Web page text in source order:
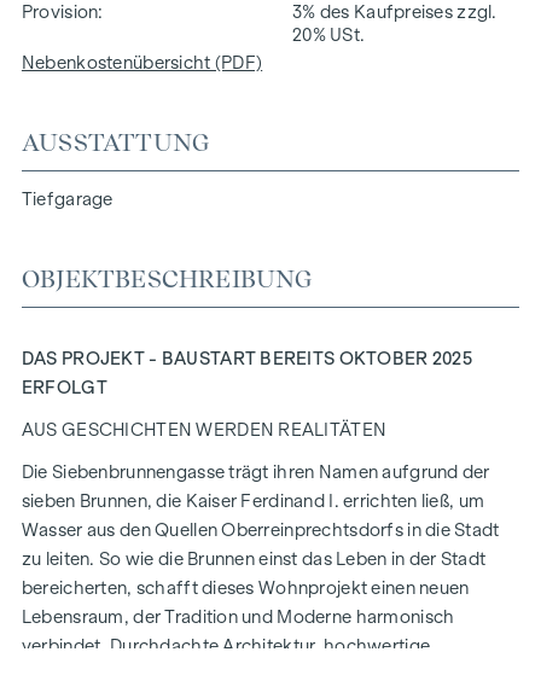
Provision
3% des Kaufpreises zzgl.
20% USt.
Nebenkostenübersicht (PDF)
AUSSTATTUNG
Tiefgarage
OBJEKTBESCHREIBUNG
DAS PROJEKT - BAUSTART BEREITS OKTOBER 2025
ERFOLGT
AUS GESCHICHTEN WERDEN REALITÄTEN
Die Siebenbrunnengasse trägt ihren Namen aufgrund der
sieben Brunnen, die Kaiser Ferdinand I. errichten ließ, um
Wasser aus den Quellen Oberreinprechtsdorfs in die Stadt
zu leiten. So wie die Brunnen einst das Leben in der Stadt
bereicherten, schafft dieses Wohnprojekt einen neuen
Lebensraum, der Tradition und Moderne harmonisch
verbindet. Durchdachte Architektur, hochwertige